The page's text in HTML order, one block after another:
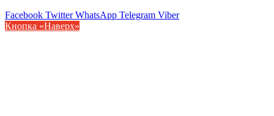
Facebook Twitter WhatsApp Telegram Viber
Кнопка «Наверх»